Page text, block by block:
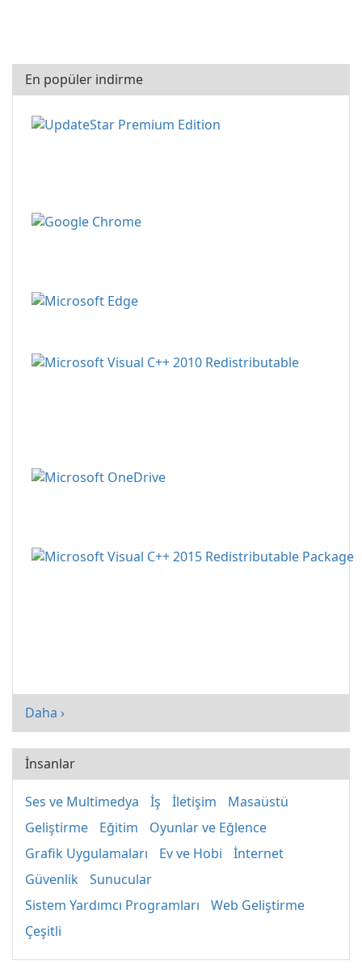
En popüler indirme
Daha ›
İnsanlar
Ses ve Multimedya İş İletişim
Masaüstü
Geliştirme
Eğitim
Oyunlar ve Eğlence
Grafik Uygulamaları
Ev ve Hobi
İnternet
Güvenlik
Sunucular
Sistem Yardımcı Programları
Web Geliştirme
Çeşitli